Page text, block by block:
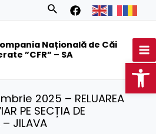
Search
Națională de Căi
”CFR” – SA
2025 – RELUAREA
PE SECȚIA DE
– JILAVA